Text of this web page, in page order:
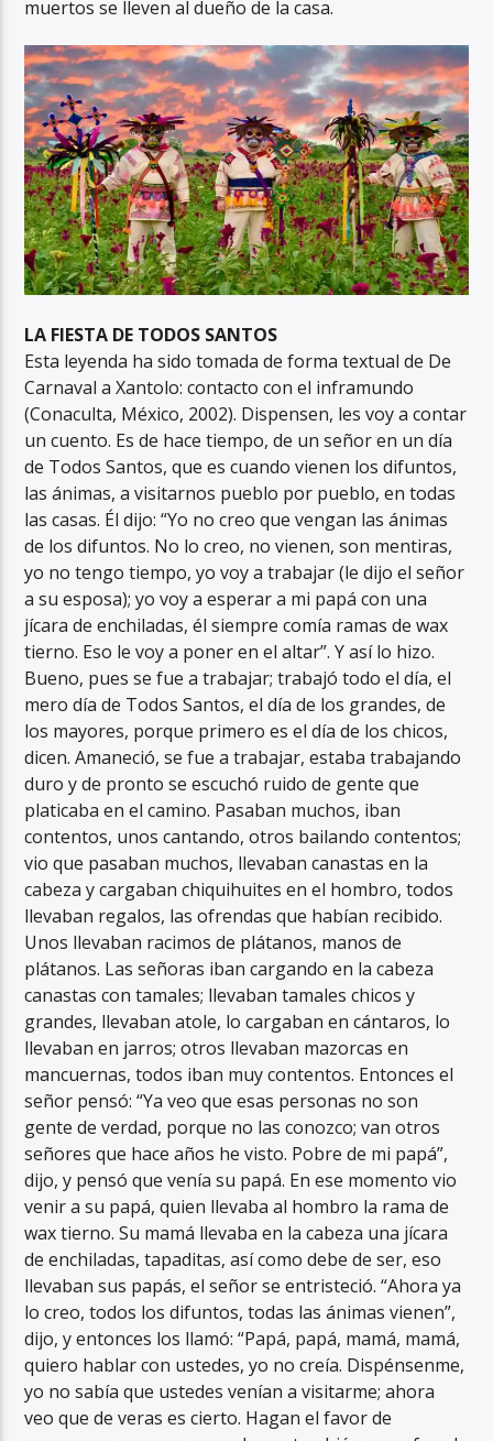
muertos se lleven al dueño de la casa.
LA FIESTA DE TODOS SANTOS
Esta leyenda ha sido tomada de forma textual de De
Carnaval a Xantolo: contacto con el inframundo
(Conaculta, México, 2002). Dispensen, les voy a contar
un cuento. Es de hace tiempo, de un señor en un día
de Todos Santos, que es cuando vienen los difuntos,
las ánimas, a visitarnos pueblo por pueblo, en todas
las casas. Él dijo: “Yo no creo que vengan las ánimas
de los difuntos. No lo creo, no vienen, son mentiras,
yo no tengo tiempo, yo voy a trabajar (le dijo el señor
a su esposa); yo voy a esperar a mi papá con una
jícara de enchiladas, él siempre comía ramas de wax
tierno. Eso le voy a poner en el altar”. Y así lo hizo.
Bueno, pues se fue a trabajar; trabajó todo el día, el
mero día de Todos Santos, el día de los grandes, de
los mayores, porque primero es el día de los chicos,
dicen. Amaneció, se fue a trabajar, estaba trabajando
duro y de pronto se escuchó ruido de gente que
platicaba en el camino. Pasaban muchos, iban
contentos, unos cantando, otros bailando contentos;
vio que pasaban muchos, llevaban canastas en la
cabeza y cargaban chiquihuites en el hombro, todos
llevaban regalos, las ofrendas que habían recibido.
Unos llevaban racimos de plátanos, manos de
plátanos. Las señoras iban cargando en la cabeza
canastas con tamales; llevaban tamales chicos y
grandes, llevaban atole, lo cargaban en cántaros, lo
llevaban en jarros; otros llevaban mazorcas en
mancuernas, todos iban muy contentos. Entonces el
señor pensó: “Ya veo que esas personas no son
gente de verdad, porque no las conozco; van otros
señores que hace años he visto. Pobre de mi papá”,
dijo, y pensó que venía su papá. En ese momento vio
venir a su papá, quien llevaba al hombro la rama de
wax tierno. Su mamá llevaba en la cabeza una jícara
de enchiladas, tapaditas, así como debe de ser, eso
llevaban sus papás, el señor se entristeció. “Ahora ya
lo creo, todos los difuntos, todas las ánimas vienen”,
dijo, y entonces los llamó: “Papá, papá, mamá, mamá,
quiero hablar con ustedes, yo no creía. Dispénsenme,
yo no sabía que ustedes venían a visitarme; ahora
veo que de veras es cierto. Hagan el favor de